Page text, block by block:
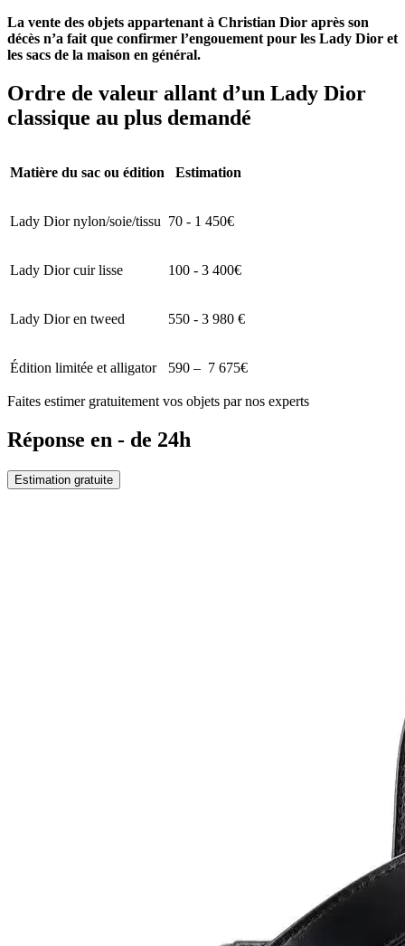
La vente des objets appartenant à Christian Dior après son
décès n’a fait que confirmer l’engouement pour les Lady Dior et
les sacs de la maison en général.
Ordre de valeur allant d’un Lady Dior
classique au plus demandé
Matière du sac ou édition Estimation
Lady Dior nylon/soie/tissu 70 - 1 450€
Lady Dior cuir lisse 100 - 3 400€
Lady Dior en tweed 550 - 3 980 €
Édition limitée et alligator 590 – 7 675€
Faites estimer gratuitement vos objets par nos experts
Réponse en - de 24h
Estimation gratuite